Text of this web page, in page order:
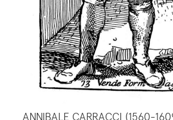
ANNIBALE CARRACCI (1560-